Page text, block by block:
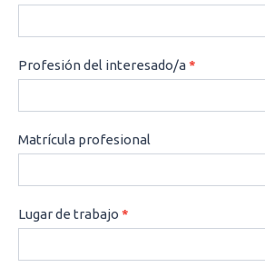
Profesión del interesado/a*
Matrícula profesional
Lugar de trabajo *